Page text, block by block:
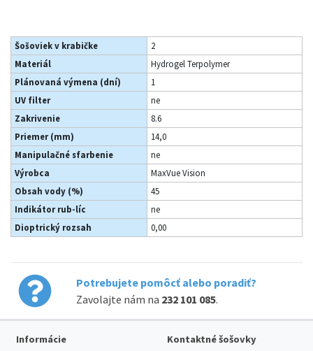
Šošoviek v krabičke
2
Materiál
Hydrogel Terpolymer
Plánovaná výmena (dní)
1
UV filter
ne
Zakrivenie
8.6
Priemer (mm)
14,0
Manipulačné sfarbenie
ne
Výrobca
MaxVue Vision
Obsah vody (%)
45
Indikátor rub-líc
ne
Dioptrický rozsah
0,00
Potrebujete pomôcť alebo poradiť?
Zavolajte nám na 232 101 085.
Informácie
Kontaktné šošovky